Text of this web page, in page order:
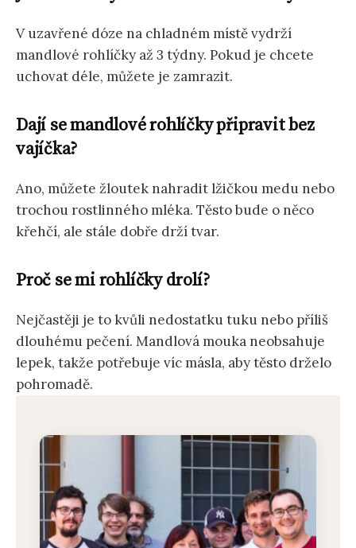
V uzavřené dóze na chladném místě vydrží
mandlové rohlíčky až 3 týdny. Pokud je chcete
uchovat déle, můžete je zamrazit.
Dají se mandlové rohlíčky připravit bez
vajíčka?
Ano, můžete žloutek nahradit lžičkou medu nebo
trochou rostlinného mléka. Těsto bude o něco
křehčí, ale stále dobře drží tvar.
Proč se mi rohlíčky drolí?
Nejčastěji je to kvůli nedostatku tuku nebo příliš
dlouhému pečení. Mandlová mouka neobsahuje
lepek, takže potřebuje víc másla, aby těsto drželo
pohromadě.